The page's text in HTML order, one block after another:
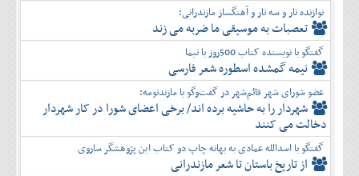
نوازنده تار و سه تار و آهنگساز مازندرانی:
تعصبات به موسیقی ما ضربه می زند
گفتگو با نویسنده کتاب 500روز با نیما
نیمه گمشده اسطوره شعر فارسی
عضو شورای شهر قائم‌شهر در گفت‌و‌گو با مازندنومه:
شهردار را به حاشیه برده اند/ برخی اعضای شورا در کار شهردار
دخالت می کنند
گفتگو با اسدالله عمادی به بهانه چاپ دو کتاب این پژوهشگر ساروی
از تاریخ باستان تا شعر مازندرانی